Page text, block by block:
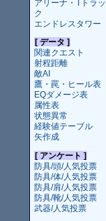
アリーナ・Tトラッ
ク
エンドレスタワー
[ データ ]
関連クエスト
射程距離
敵AI
鷹・罠・ヒール表
EQダメージ表
属性表
状態異常
経験値テーブル
矢作成
[ アンケート ]
防具/頭/人気投票
防具/体/人気投票
防具/肩/人気投票
防具/靴/人気投票
武器/人気投票